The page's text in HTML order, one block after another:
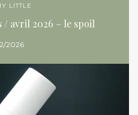
LITTLE
/ avril 2026 – le spoil
2026